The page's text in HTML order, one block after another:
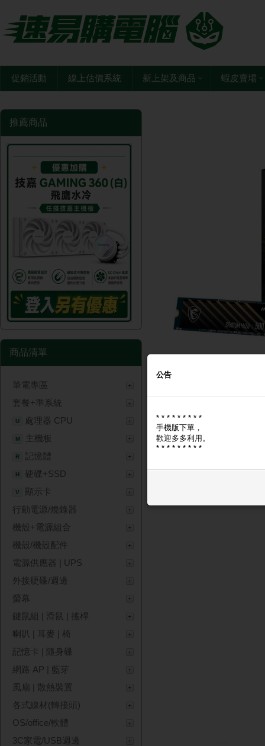
促銷活動 線上估價系統 新上架及商品 蝦皮賣場
推薦商品
商品清單
筆電專區
套餐+準系統
U 處理器 CPU
M 主機板
R 記憶體
H 硬碟+SSD
V
顯示卡
行動電源/燒錄器
機殼+電源組合
機殼/機殼配件
電源供應器 | UPS
外接硬碟/週邊
螢幕
鍵鼠組 | 滑鼠 | 搖桿
喇叭 | 耳麥 | 椅
記憶卡 | 隨身碟
網路 AP | 藍芽
風扇 | 散熱裝置
各式線材(轉接頭)
OS/office/軟體
3C家電/USB週邊
商品圖片
公告
* * * * * * * * *
手機版下單，
歡迎多多利用。
* * * * * * * * *